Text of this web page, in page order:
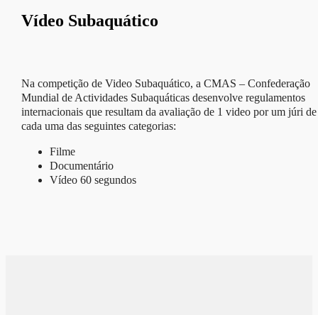
Vídeo Subaquático
Na competição de Video Subaquático, a CMAS – Confederação
Mundial de Actividades Subaquáticas desenvolve regulamentos
internacionais que resultam da avaliação de 1 video por um júri de
cada uma das seguintes categorias:
Filme
Documentário
Vídeo 60 segundos